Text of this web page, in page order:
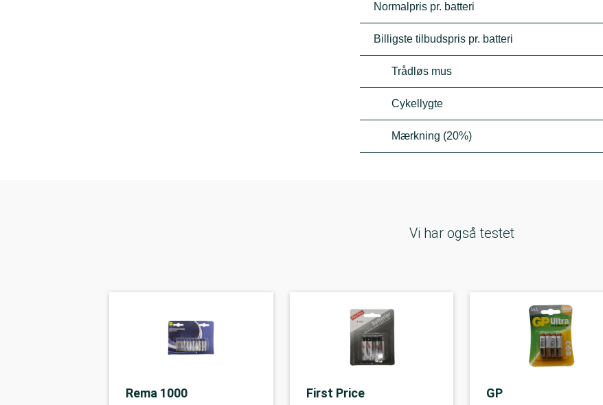
Normalpris pr. batteri
Billigste tilbudspris pr. batteri
Trådløs mus
Cykellygte
Mærkning (20%)
Vi har også testet
Rema 1000 First Price GP